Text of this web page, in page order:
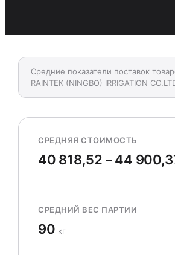
Средние показатели поставок
RAINTEK (NINGBO) IRRIGATION
СРЕДНЯЯ СТОИМОСТЬ
40 818,52 – 44
СРЕДНИЙ ВЕС ПАРТИИ
90 кг